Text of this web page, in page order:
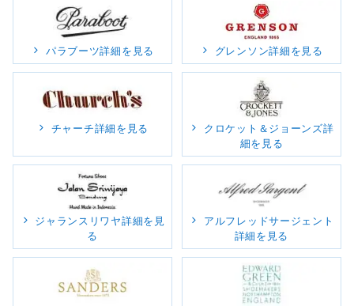
パラブーツ詳細を見る グレンソン詳細を見る
チャーチ詳細を見る
クロケット＆ジョーンズ詳
細を見る
ジャランスリワヤ詳細を見
る
アルフレッドサージェント
詳細を見る